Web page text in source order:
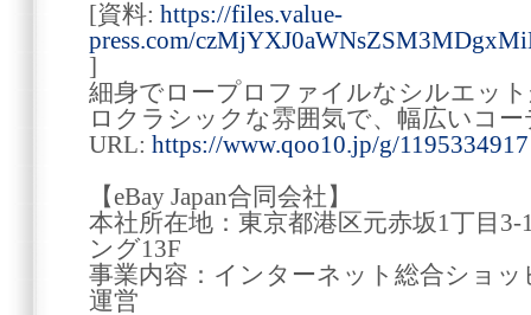
[資料: https://files.value-
press.com/
]
細身でロープロファイルなシルエッ
ロクラシックな雰囲気で、幅広いコ
URL: https://www.qoo10.jp/g/1195334917
【eBay Japan合同会社】
本社所在地：東京都港区元赤坂1丁目
ング13F
事業内容：インターネット総合ショ
運営